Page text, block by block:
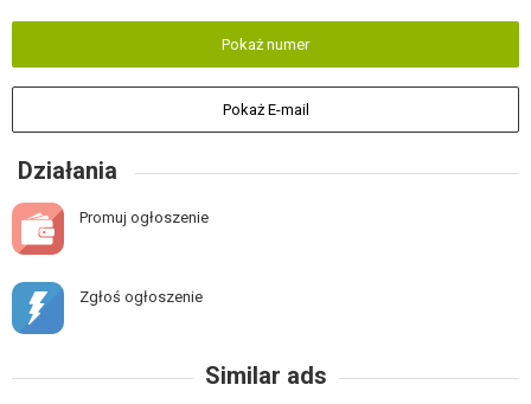
Pokaż numer
Pokaż E-mail
Działania
Promuj ogłoszenie
Zgłoś ogłoszenie
Similar ads